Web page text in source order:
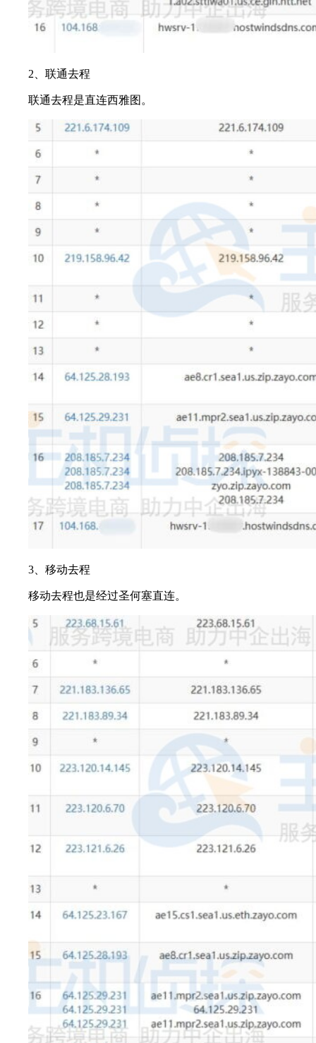
2、联通去程
联通去程是直连西雅图。
3、移动去程
移动去程也是经过圣何塞直连。